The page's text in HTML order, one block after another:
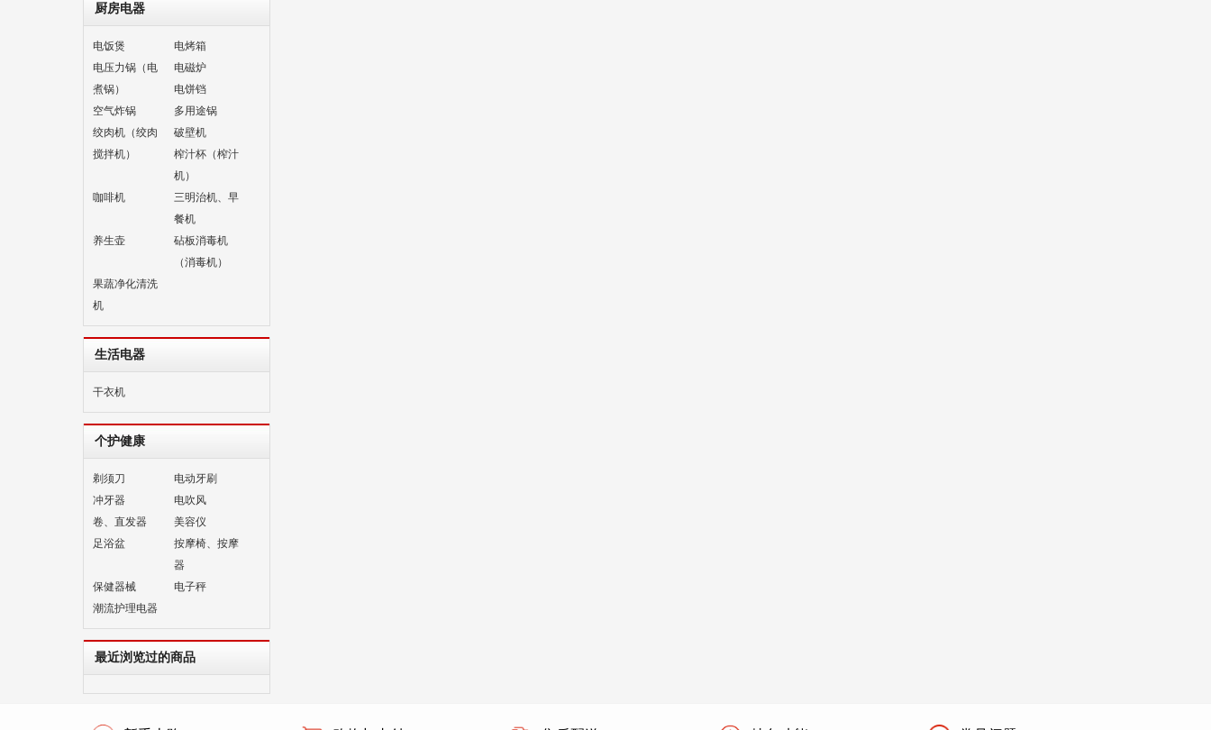
厨房电器
电饭煲
电烤箱
电压力锅（电
煮锅）
电磁炉
电饼铛
空气炸锅
多用途锅
绞肉机（绞肉
搅拌机）
破壁机
榨汁杯（榨汁
机）
咖啡机
三明治机、早
餐机
养生壶
砧板消毒机
（消毒机）
果蔬净化清洗
机
生活电器
干衣机
个护健康
剃须刀
电动牙刷
冲牙器
电吹风
卷、直发器
美容仪
足浴盆
按摩椅、按摩
器
保健器械
电子秤
潮流护理电器
最近浏览过的商品